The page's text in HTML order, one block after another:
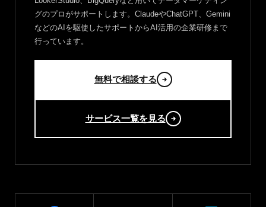
グのプロがサポートします。ClaudeやChatGPT、Gemini
などのAIを駆使したサポートからAI活用の企業研修まで
行っています。
無料で相談する
サービス一覧を見る